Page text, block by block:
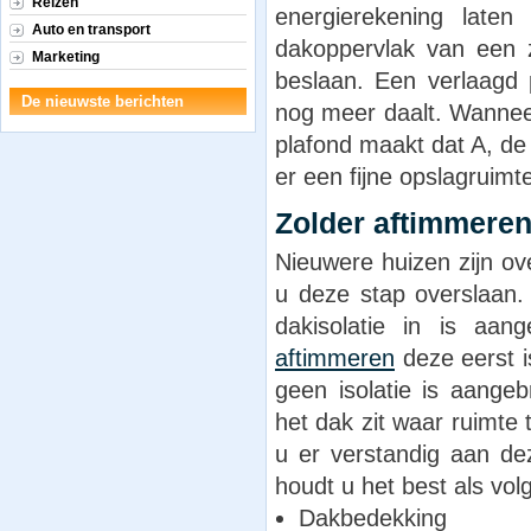
energierekening
dakoppervlak van een
beslaan. Een
nog meer daalt.
plafond maakt dat A,
er een fijne
Zolder
Nieuwere huizen zijn
u deze stap
dakisolatie in is
aftimmeren deze eerst
geen isolatie is
het dak zit waar ruimte
u er verstandig aan
houdt u het best als
Dakbedekking
Auto en transport
Marketing
De nieuwste berichten